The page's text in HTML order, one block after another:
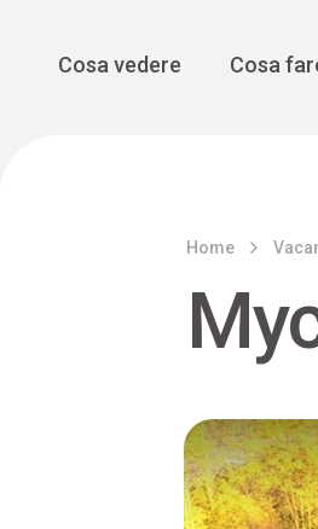
Main
Cosa vedere Cosa
Home